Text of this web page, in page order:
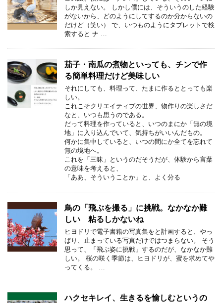
しか見えない。 しかし僕には、そういうのした経験
がないから、どのようにしてするのか分からないの
だけど（笑い） で、いつものようにタブレットで検
索すると ナ …
茄子・南瓜の煮物といっても、チンで作
る簡単料理だけど美味しい
それにしても、料理って、たまに作るととっても楽
しい。
これこそクリエイティブの世界、物作りの楽しさだ
なと、いつも思うのである。
だって料理を作っていると、いつのまにか「無の境
地」に入り込んでいて、気持ちがいいんだもの。
何かに集中していると、いつの間にか全てを忘れて
無の境地へ。
これを「三昧」というのだそうだが、体験から言葉
の意味を考えると、
「ああ、そういうことか」と、よく分る
鳥の「飛ぶを撮る」に挑戦。なかなか難
しい 粘るしかないね
ヒヨドリで電子書籍の写真集をと計画すると、やっ
ぱり、止まっている写真だけではつまらない。 そう
思って、「飛ぶ姿に挑戦」するのだが、なかなか難
しい。 桜の咲く季節は、ヒヨドリが、蜜を求めてや
ってくる。 …
ハクセキレイ、生きるを愉しむというの